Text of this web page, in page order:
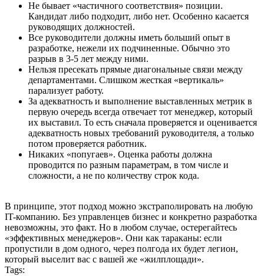
Не бывает «частичного соответствия» позиции.
Кандидат либо подходит, либо нет. Особенно касается
руководящих должностей.
Все руководители должны иметь больший опыт в
разработке, нежели их подчиненные. Обычно это
разрыв в 3-5 лет между ними.
Нельзя пресекать прямые диагональные связи между
департаментами. Слишком жесткая «вертикаль»
парализует работу.
За адекватность и выполнение выставленных метрик в
первую очередь всегда отвечает тот менеджер, который
их выставил. То есть сначала проверяется и оценивается
адекватность новых требований руководителя, а только
потом проверяется работник.
Никаких «попугаев». Оценка работы должна
проводится по разным параметрам, в том числе и
сложности, а не по количеству строк кода.
В принципе, этот подход можно экстраполировать на любую
IT-компанию. Без управленцев бизнес и конкретно разработка
невозможны, это факт. Но в любом случае, остерегайтесь
«эффективных менеджеров». Они как тараканы: если
пропустили в дом одного, через полгода их будет легион,
который выселит вас с вашей же «жилплощади».
Tags: